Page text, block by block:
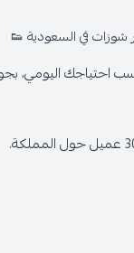
في السعودية 👟
احتياجك اليومي،